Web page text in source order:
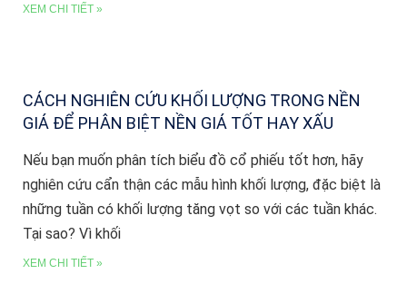
XEM CHI TIẾT »
CÁCH NGHIÊN CỨU KHỐI LƯỢNG TRONG NỀN
GIÁ ĐỂ PHÂN BIỆT NỀN GIÁ TỐT HAY XẤU
Nếu bạn muốn phân tích biểu đồ cổ phiếu tốt hơn, hãy
nghiên cứu cẩn thận các mẫu hình khối lượng, đặc biệt là
những tuần có khối lượng tăng vọt so với các tuần khác.
Tại sao? Vì khối
XEM CHI TIẾT »